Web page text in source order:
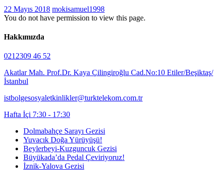
22 Mayıs 2018 mokisamuel1998
You do not have permission to view this page.
Hakkımızda
0212309 46 52
Akatlar Mah. Prof.Dr. Kaya Çilingiroğlu Cad.No:10 Etiler/Beşiktaş/
İstanbul
istbolgesosyaletkinlikler@turktelekom.com.tr
Hafta İçi 7:30 - 17:30
Dolmabahçe Sarayı Gezisi
Yuvacık Doğa Yürüyüşü!
Beylerbeyi-Kuzguncuk Gezisi
Büyükada’da Pedal Çeviriyoruz!
İznik-Yalova Gezisi